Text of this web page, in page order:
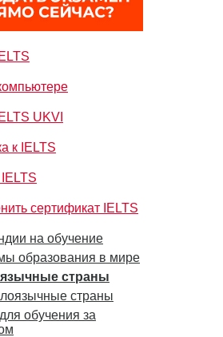
UKVI
к IELTS
IELTS
сертификат IELTS
на обучение
образования в мире
страны
страны
обучения за